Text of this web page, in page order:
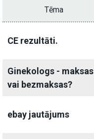
Tēma
CE rezultāti.
Ginekologs - maksas
vai bezmaksas?
ebay jautājums